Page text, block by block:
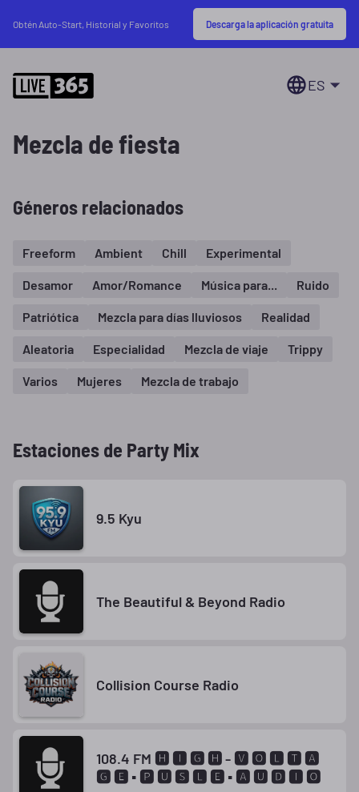
Obtén Auto-Start, Historial y Favoritos Descarga la aplicación gratuita
ES
Mezcla de fiesta
Géneros relacionados
Freeform Ambient Chill Experimental
Desamor Amor/Romance Música para... Ruido
Patriótica Mezcla para días lluviosos Realidad
Aleatoria Especialidad Mezcla de viaje Trippy
Varios Mujeres Mezcla de trabajo
Estaciones de Party Mix
9.5 Kyu
The Beautiful & Beyond Radio
Collision Course Radio
108.4 FM 🅷 🅸 🅶 🅷 - 🆅 🅾 🅻 🆃 🅰
🅶 🅴 ▪ 🅿 🆄 🆂 🅻 🅴 ▪ 🅰 🆄 🅳 🅸 🅾